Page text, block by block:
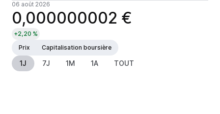
06 août 2026
0,000000002 €
+2,20 %
Prix
Capitalisation boursière
1J 7J 1M 1A TOUT